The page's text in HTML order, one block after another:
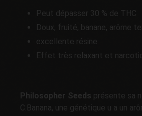
Peut dépasser 30 % de THC
Doux, fruité, banane, arôme
excellente résine
Effet très relaxant et
Philosopher Seeds présente sa
C.Banana, une génétique u a un